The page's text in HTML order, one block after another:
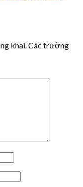
khai. Các trường